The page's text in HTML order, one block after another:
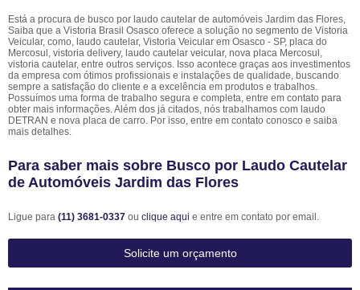
Está a procura de busco por laudo cautelar de automóveis Jardim das Flores,
Saiba que a Vistoria Brasil Osasco oferece a solução no segmento de Vistoria
Veicular, como, laudo cautelar, Vistoria Veicular em Osasco - SP, placa do
Mercosul, vistoria delivery, laudo cautelar veicular, nova placa Mercosul,
vistoria cautelar, entre outros serviços. Isso acontece graças aos investimentos
da empresa com ótimos profissionais e instalações de qualidade, buscando
sempre a satisfação do cliente e a excelência em produtos e trabalhos.
Possuímos uma forma de trabalho segura e completa, entre em contato para
obter mais informações. Além dos já citados, nós trabalhamos com laudo
DETRAN e nova placa de carro. Por isso, entre em contato conosco e saiba
mais detalhes.
Para saber mais sobre Busco por Laudo Cautelar
de Automóveis Jardim das Flores
Ligue para (11) 3681-0337 ou clique aqui e entre em contato por email.
Solicite um orçamento